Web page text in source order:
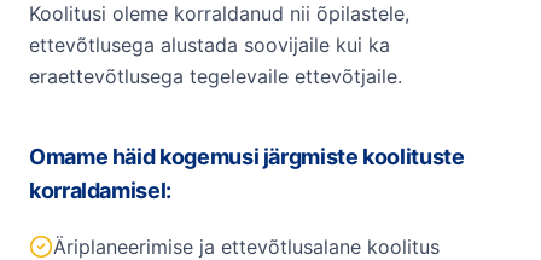
Koolitusi oleme korraldanud nii õpilastele,
ettevõtlusega alustada soovijaile kui ka
eraettevõtlusega tegelevaile ettevõtjaile.
Omame häid kogemusi järgmiste koolituste
korraldamisel:
Äriplaneerimise ja ettevõtlusalane koolitus